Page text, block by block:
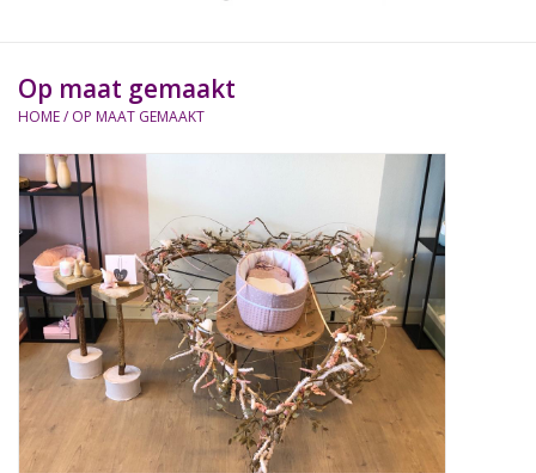
Waterhyacint
Hout
Watermethode /
Afscheidsbox
Natuurbegraven
Allerlei
Gepersonaliseerd
Op maat gemaakt
HOME/ OP MAAT GEMAAKT